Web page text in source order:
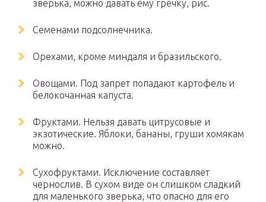
зверька, можно давать ему гречку, рис.
Семенами подсолнечника.
Орехами, кроме миндаля и бразильского.
Овощами. Под запрет попадают картофель и
белокочанная капуста.
Фруктами. Нельзя давать цитрусовые и
экзотические. Яблоки, бананы, груши хомякам
можно.
Сухофруктами. Исключение составляет
чернослив. В сухом виде он слишком сладкий
для маленького зверька, что опасно для его